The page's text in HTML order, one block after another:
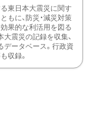
東日本大震災に関す
もに、防災・減災対策
果的な利活用を図る
大震災の記録を収集、
データベース。行政資
収録。